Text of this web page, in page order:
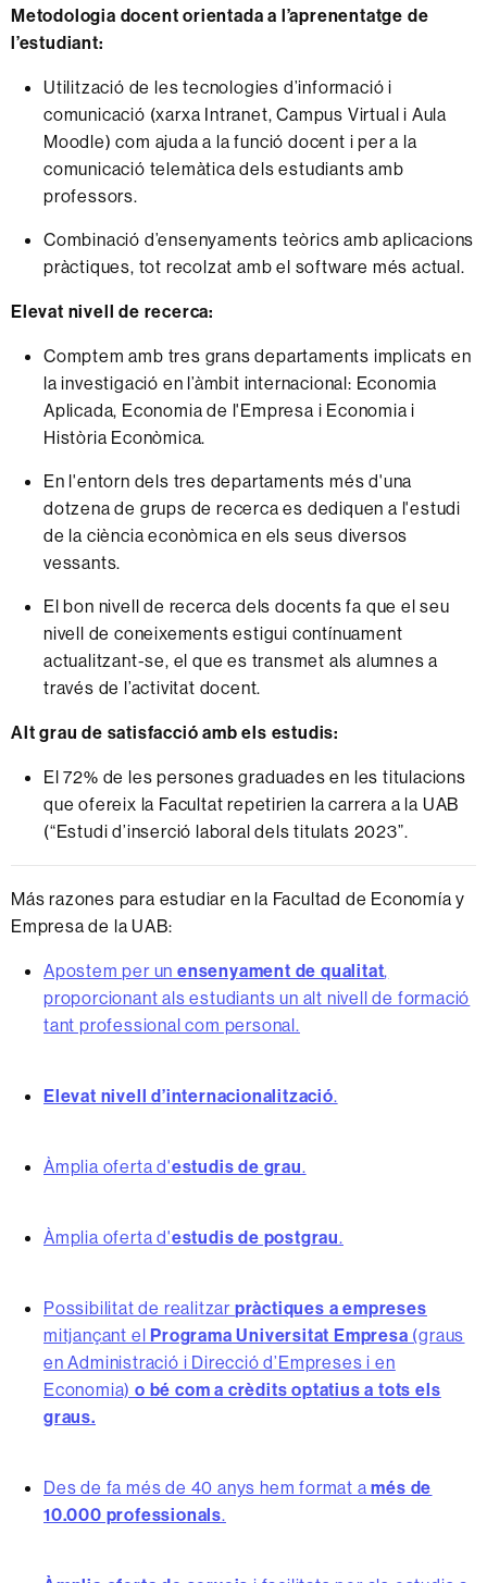
Metodologia docent orientada a l’aprenentatge de
l’estudiant:
Utilització de les tecnologies d’informació i
comunicació (xarxa Intranet, Campus Virtual i Aula
Moodle) com ajuda a la funció docent i per a la
comunicació telemàtica dels estudiants amb
professors.
Combinació d’ensenyaments teòrics amb aplicacions
pràctiques, tot recolzat amb el software més actual.
Elevat nivell de recerca:
Comptem amb tres grans departaments implicats en
la investigació en l’àmbit internacional: Economia
Aplicada, Economia de l'Empresa i Economia i
Història Econòmica.
En l'entorn dels tres departaments més d'una
dotzena de grups de recerca es dediquen a l'estudi
de la ciència econòmica en els seus diversos
vessants.
El bon nivell de recerca dels docents fa que el seu
nivell de coneixements estigui contínuament
actualitzant-se, el que es transmet als alumnes a
través de l’activitat docent.
Alt grau de satisfacció amb els estudis:
El 72% de les persones graduades en les titulacions
que ofereix la Facultat repetirien la carrera a la UAB
(“Estudi d’inserció laboral dels titulats 2023”.
Más razones para estudiar en la Facultad de Economía y
Empresa de la UAB:
Apostem per un ensenyament de qualitat,
proporcionant als estudiants un alt nivell de formació
tant professional com personal.
Elevat nivell d’internacionalització.
Àmplia oferta d'estudis de grau.
Àmplia oferta d'estudis de postgrau.
Possibilitat de realitzar pràctiques a empreses
mitjançant el Programa Universitat Empresa (graus
en Administració i Direcció d’Empreses i en
Economia)o bé com a crèdits optatius a tots els
graus.
Des de fa més de 40 anys hem format amés de
10.000 professionals.